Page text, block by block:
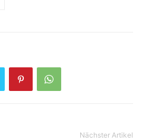
Nächster Artikel